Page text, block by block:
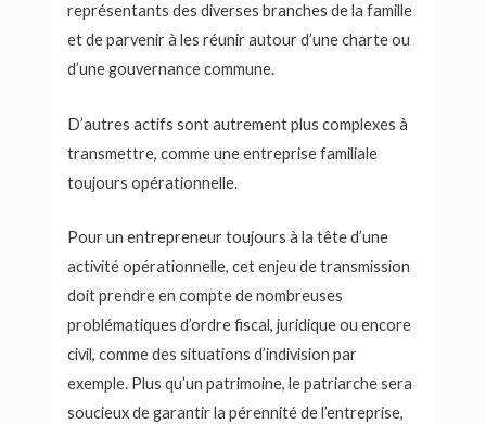
représentants des diverses branches de la famille
et de parvenir à les réunir autour d’une charte ou
d’une gouvernance commune.
D’autres actifs sont autrement plus complexes à
transmettre, comme une entreprise familiale
toujours opérationnelle.
Pour un entrepreneur toujours à la tête d’une
activité opérationnelle, cet enjeu de transmission
doit prendre en compte de nombreuses
problématiques d’ordre fiscal, juridique ou encore
civil, comme des situations d’indivision par
exemple. Plus qu’un patrimoine, le patriarche sera
soucieux de garantir la pérennité de l’entreprise,